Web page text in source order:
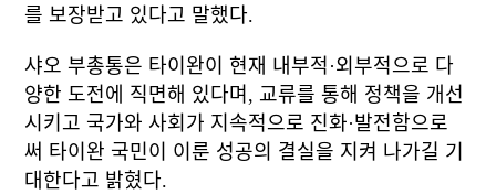
를 보장받고 있다고 말했다.
샤오 부총통은 타이완이 현재 내부적·외부적으로 다
양한 도전에 직면해 있다며, 교류를 통해 정책을 개선
시키고 국가와 사회가 지속적으로 진화·발전함으로
써 타이완 국민이 이룬 성공의 결실을 지켜 나가길 기
대한다고 밝혔다.